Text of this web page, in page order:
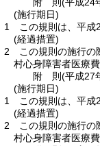
(施行期日)
1
この規則は、平成
(経過措置)
2
この規則の施行
村心身障害者医療
附 則(平成27
(施行期日)
1
この規則は、平成
(経過措置)
2
この規則の施行
村心身障害者医療